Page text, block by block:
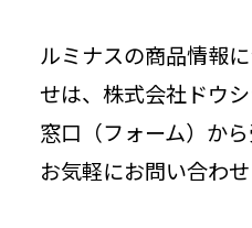
ルミナスの商品情報
せは、株式会社ドウ
窓口（フォーム）から
お気軽にお問い合わせ